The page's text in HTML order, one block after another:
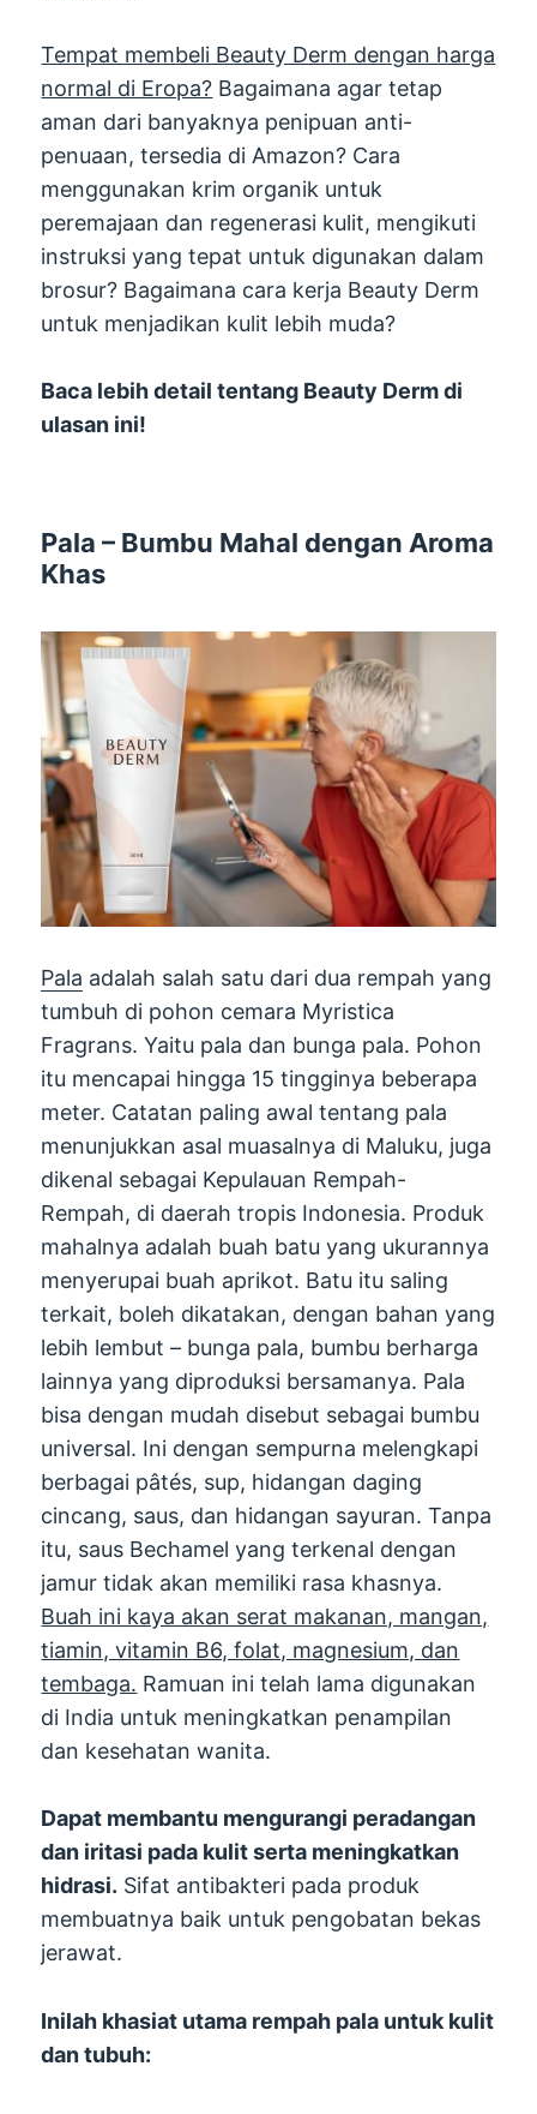
Tempat membeli Beauty Derm dengan harga
normal di Eropa? Bagaimana agar tetap
aman dari banyaknya penipuan anti-
penuaan, tersedia di Amazon? Cara
menggunakan krim organik untuk
peremajaan dan regenerasi kulit, mengikuti
instruksi yang tepat untuk digunakan dalam
brosur? Bagaimana cara kerja Beauty Derm
untuk menjadikan kulit lebih muda?
Baca lebih detail tentang Beauty Derm di
ulasan ini!
Pala – Bumbu Mahal dengan Aroma
Khas
Pala adalah salah satu dari dua rempah yang
tumbuh di pohon cemara Myristica
Fragrans. Yaitu pala dan bunga pala. Pohon
itu mencapai hingga 15 tingginya beberapa
meter. Catatan paling awal tentang pala
menunjukkan asal muasalnya di Maluku, juga
dikenal sebagai Kepulauan Rempah-
Rempah, di daerah tropis Indonesia. Produk
mahalnya adalah buah batu yang ukurannya
menyerupai buah aprikot. Batu itu saling
terkait, boleh dikatakan, dengan bahan yang
lebih lembut – bunga pala, bumbu berharga
lainnya yang diproduksi bersamanya. Pala
bisa dengan mudah disebut sebagai bumbu
universal. Ini dengan sempurna melengkapi
berbagai pâtés, sup, hidangan daging
cincang, saus, dan hidangan sayuran. Tanpa
itu, saus Bechamel yang terkenal dengan
jamur tidak akan memiliki rasa khasnya.
Buah ini kaya akan serat makanan, mangan,
tiamin, vitamin B6, folat, magnesium, dan
tembaga. Ramuan ini telah lama digunakan
di India untuk meningkatkan penampilan
dan kesehatan wanita.
Dapat membantu mengurangi peradangan
dan iritasi pada kulit serta meningkatkan
hidrasi. Sifat antibakteri pada produk
membuatnya baik untuk pengobatan bekas
jerawat.
Inilah khasiat utama rempah pala untuk kulit
dan tubuh: